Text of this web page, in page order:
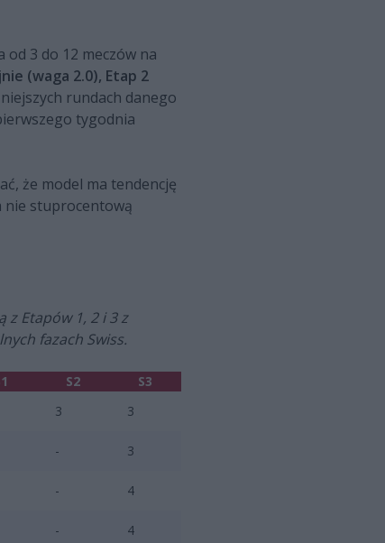
od 3 do 12 meczów na
(waga 2.0), Etap 2
rundach danego
tygodnia
że model ma tendencję
nie stuprocentową
Etapów 1, 2 i 3 z
fazach Swiss.
S2
S3
3 3
- 3
- 4
- 4